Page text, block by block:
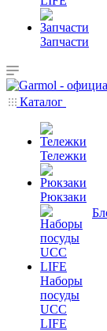
Запчасти
Каталог
Тележки
Рюкзаки
Наборы
посуды
UCC
LIFE